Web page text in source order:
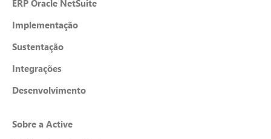
ERP Oracle NetSuite
Implementação
Sustentação
Integrações
Desenvolvimento
Sobre a Active